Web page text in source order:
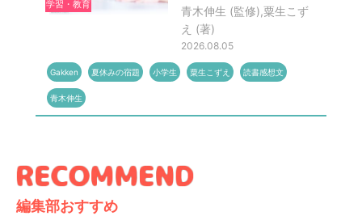
学習・教育
青木伸生 (監修),粟生こず
え (著)
2026.08.05
Gakken 夏休みの宿題 小学生 粟生こずえ 読書感想文
青木伸生
編集部おすすめ